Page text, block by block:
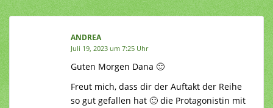
ANDREA
Juli 19, 2023 um 7:25 Uhr
Guten Morgen Dana 🙂
Freut mich, dass dir der Auftakt der Reihe
so gut gefallen hat 🙂 die Protagonistin mit